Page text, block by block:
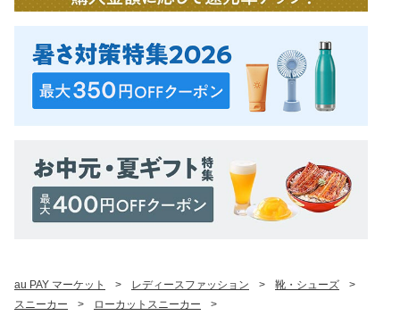
au PAY マーケット > レディースファッション > 靴・シューズ
>
スニーカー
> ローカットスニーカー
>